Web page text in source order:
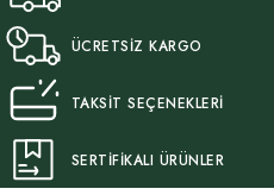
ÜCRETSİZ KARGO
TAKSİT SEÇENEKLERİ
SERTİFİKALI ÜRÜNLER